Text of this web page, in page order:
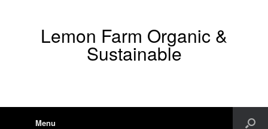
Lemon Farm Organic &
Sustainable
Menu